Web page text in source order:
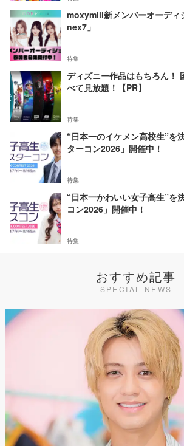
moxymill新メンバーオーデ
nex7」
特集
ディズニー作品はもちろん！
べて見放題！【PR】
特集
“日本一のイケメン高校生”を
ターコン2026」開催中！
特集
“日本一かわいい女子高生”を
コン2026」開催中！
特集
おすすめ記事
SPECIAL NEWS